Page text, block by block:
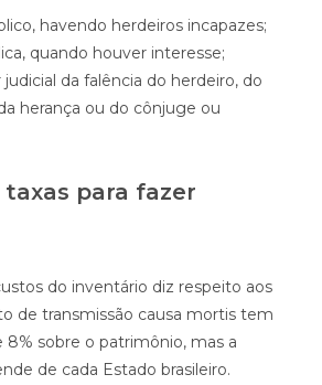
havendo herdeiros incapazes;
quando houver interesse;
da falência do herdeiro, do
herança ou do cônjuge ou
taxas para fazer
do inventário diz respeito aos
de transmissão causa mortis tem
8% sobre o patrimônio, mas a
de cada Estado brasileiro.